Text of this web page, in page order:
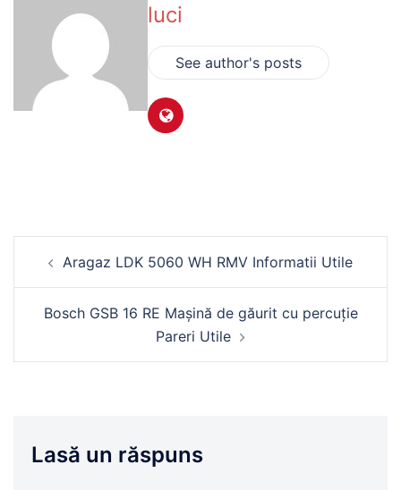
luci
See author's posts
Aragaz LDK 5060 WH RMV Informatii Utile
Bosch GSB 16 RE Mașină de găurit cu percuție
Pareri Utile
Lasă un răspuns